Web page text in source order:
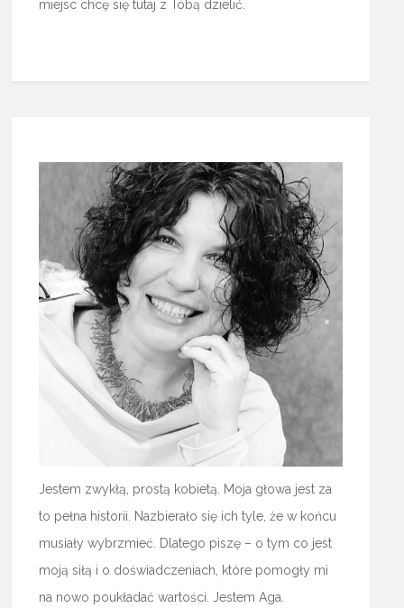
miejsc chcę się tutaj z Tobą dzielić.
Jestem zwykłą, prostą kobietą. Moja głowa jest za
to pełna historii. Nazbierało się ich tyle, że w końcu
musiały wybrzmieć. Dlatego piszę – o tym co jest
moją siłą i o doświadczeniach, które pomogły mi
na nowo poukładać wartości. Jestem Aga.